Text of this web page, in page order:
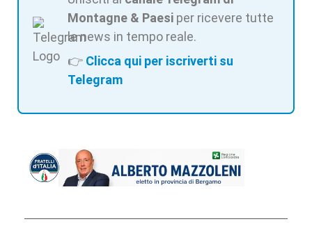
Montagne & Paesi per ricevere tutte
le news in tempo reale.
👉 Clicca qui per iscriverti su
Telegram